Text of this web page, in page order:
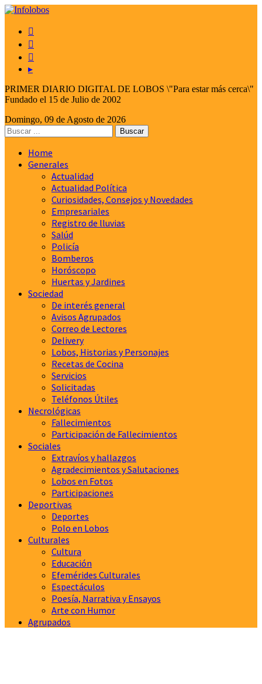



▸
PRIMER DIARIO DIGITAL DE LOBOS \"Para estar más cerca\"
Fundado el 15 de Julio de 2002
Domingo, 09 de Agosto de 2026
Home
Generales
Actualidad
Actualidad Política
Curiosidades, Consejos y Novedades
Empresariales
Registro de lluvias
Salúd
Policía
Bomberos
Horóscopo
Huertas y Jardines
Sociedad
De interés general
Avisos Agrupados
Correo de Lectores
Delivery
Lobos, Historias y Personajes
Recetas de Cocina
Servicios
Solicitadas
Teléfonos Útiles
Necrológicas
Fallecimientos
Participación de Fallecimientos
Sociales
Extravíos y hallazgos
Agradecimientos y Salutaciones
Lobos en Fotos
Participaciones
Deportivas
Deportes
Polo en Lobos
Culturales
Cultura
Educación
Efemérides Culturales
Espectáculos
Poesía, Narrativa y Ensayos
Arte con Humor
Agrupados